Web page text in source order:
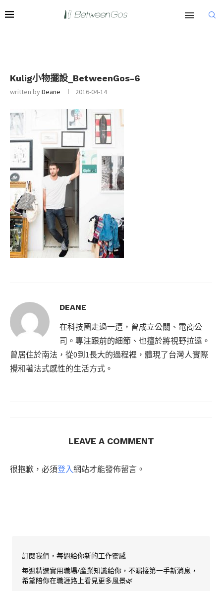
Kulig小物擺設_BetweenGos-6
written byDeane 2016-04-14
DEANE
在科技圈走過一遭，曾成立公關、電商公
司。專注跟前的細節、也擅於將視野拉遠。
曾居住於南法，從0到1長大的過程裡，體現了台灣人實際
攪和著法式感性的生活方式。
LEAVE A COMMENT
很抱歉，必須登入網站才能發佈留言。
訂閱我們，每週給你新的工作靈感
每週精選實用職場/產業知識給你，不漏接第一手新消息，
希望陪你在職涯路上看見更多風景🌿